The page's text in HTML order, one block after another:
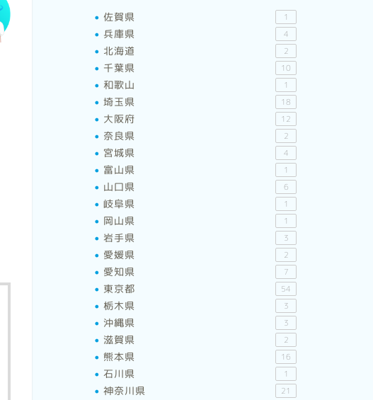
佐賀県 1
兵庫県 4
北海道 2
千葉県 10
和歌山 1
埼玉県 18
大阪府 12
奈良県 2
宮城県 4
富山県 1
山口県 6
岐阜県 1
岡山県 1
岩手県 3
愛媛県 2
愛知県 7
東京都 54
栃木県 3
沖縄県 3
滋賀県 2
熊本県 16
石川県 1
神奈川県 21